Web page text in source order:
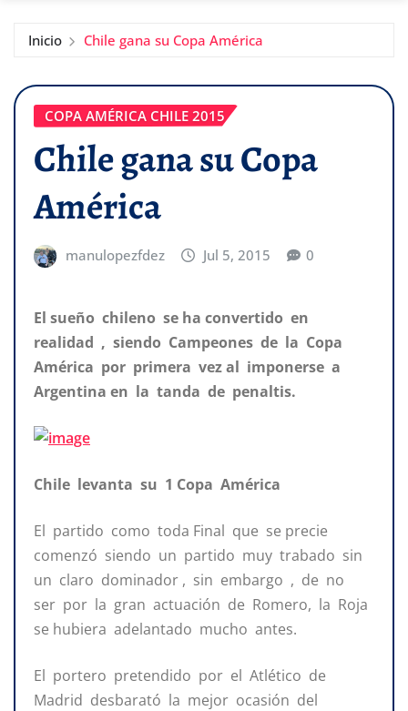
Inicio Chile gana su Copa América
COPA AMÉRICA CHILE 2015
Chile gana su Copa
América
manulopezfdez Jul 5, 2015 0
El sueño chileno se ha convertido en
realidad , siendo Campeones de la Copa
América por primera vez al imponerse a
Argentina en la tanda de penaltis.
Chile levanta su 1 Copa América
El partido como toda Final que se precie
comenzó siendo un partido muy trabado sin
un claro dominador , sin embargo , de no
ser por la gran actuación de Romero, la Roja
se hubiera adelantado mucho antes.
El portero pretendido por el Atlético de
Madrid desbarató la mejor ocasión del